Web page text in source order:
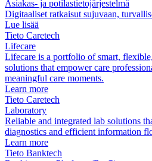
Asiakas- ja potilastietojärjestelmä
Digitaaliset ratkaisut sujuvaan,
Lue lisää
Tieto Caretech
Lifecare
Lifecare is a portfolio of smart,
solutions that empower care
meaningful care moments.
Learn more
Tieto Caretech
Laboratory
Reliable and integrated lab solutions
diagnostics and efficient information
Learn more
Tieto Banktech